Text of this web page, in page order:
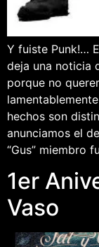
Y fuiste Punk!…
deja una noticia
porque no
hechos son
anunciamos el
“Gus” miembro
1er
Vaso